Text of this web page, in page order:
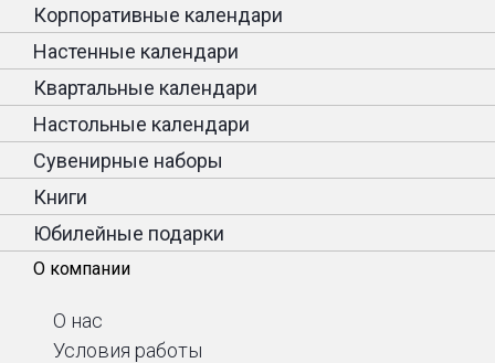
Корпоративные календари
Настенные календари
Квартальные календари
Настольные календари
Сувенирные наборы
Книги
Юбилейные подарки
О компании
О нас
Условия работы